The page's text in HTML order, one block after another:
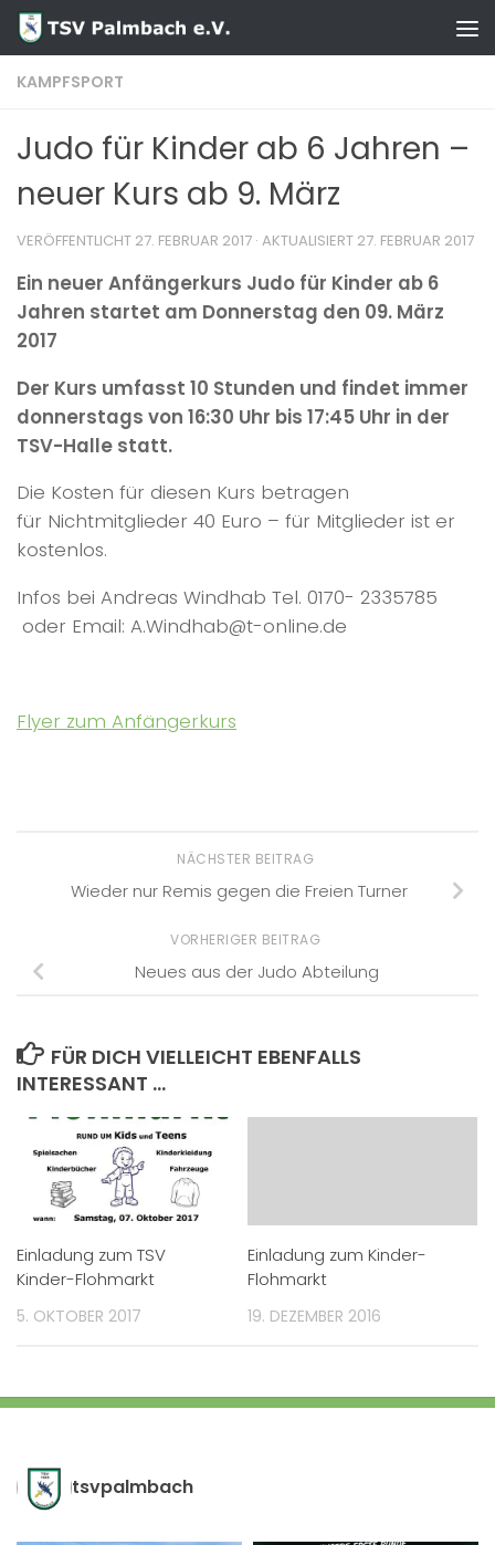
Zum Inhalt springen
KAMPFSPORT
Judo für Kinder ab 6 Jahren –
neuer Kurs ab 9. März
VERÖFFENTLICHT 27. FEBRUAR 2017 · AKTUALISIERT 27. FEBRUAR 2017
Ein neuer Anfängerkurs Judo für Kinder ab 6
Jahren startet am Donnerstag den 09. März
2017
Der Kurs umfasst 10 Stunden und findet immer
donnerstags von 16:30 Uhr bis 17:45 Uhr in der
TSV-Halle statt.
Die Kosten für diesen Kurs betragen
für Nichtmitglieder 40 Euro – für Mitglieder ist er
kostenlos.
Infos bei Andreas Windhab Tel. 0170- 2335785
oder Email: A.Windhab@t-online.de
Flyer zum Anfängerkurs
NÄCHSTER BEITRAG
Wieder nur Remis gegen die Freien Turner
VORHERIGER BEITRAG
Neues aus der Judo Abteilung
FÜR DICH VIELLEICHT EBENFALLS
INTERESSANT …
Einladung zum TSV
Kinder-Flohmarkt
5. OKTOBER 2017
Einladung zum Kinder-
Flohmarkt
19. DEZEMBER 2016
tsvpalmbach